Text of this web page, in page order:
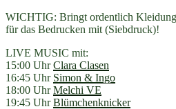
WICHTIG: Bringt ordentlich
für das Bedrucken mit (Siebdruck)!
LIVE MUSIC mit:
15:00 UhrClara Clasen
16:45 Uhr Simon & Ingo
18:00 UhrMelchi VE
19:45 UhrBlümchenknicker